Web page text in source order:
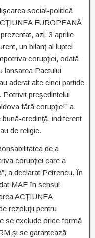
social-politică
EUROPEANĂ
azi, 3 aprilie
un bilanţ al luptei
corupţiei, odată
lansarea Pactului
aderat alte cinci partide
preşedintelui
fără corupţie!” a
credinţă, indiferent
de religie.
de a
corupţiei care a
a declarat Petrencu. În
MAE în sensul
ACŢIUNEA
rezoluţii pentru
se exclude orice formă
şi se garantează